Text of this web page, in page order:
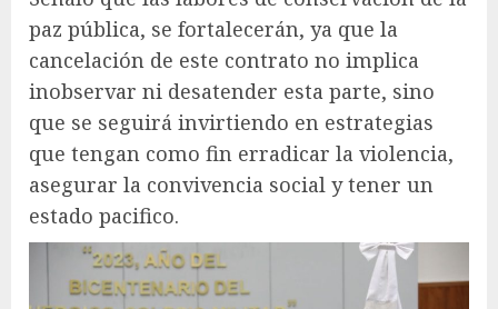
paz pública, se fortalecerán, ya que la
cancelación de este contrato no implica
inobservar ni desatender esta parte, sino
que se seguirá invirtiendo en estrategias
que tengan como fin erradicar la violencia,
asegurar la convivencia social y tener un
estado pacifico.